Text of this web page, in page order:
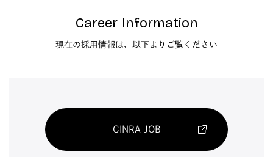
Career Information
現在の採用情報は、以下よりご覧ください
CINRA JOB